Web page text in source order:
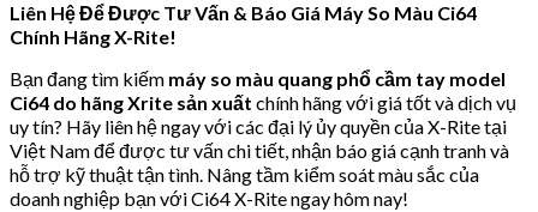
Liên Hệ Để Được Tư Vấn & Báo Giá Máy So Màu Ci64
Chính Hãng X-Rite!
Bạn đang tìm kiếm máy so màu quang phổ cầm tay model
Ci64 do hãng Xrite sản xuất chính hãng với giá tốt và dịch vụ
uy tín? Hãy liên hệ ngay với các đại lý ủy quyền của X-Rite tại
Việt Nam để được tư vấn chi tiết, nhận báo giá cạnh tranh và
hỗ trợ kỹ thuật tận tình. Nâng tầm kiểm soát màu sắc của
doanh nghiệp bạn với Ci64 X-Rite ngay hôm nay!